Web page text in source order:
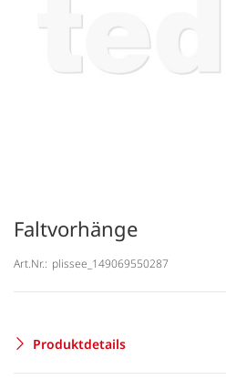
Faltvorhänge
Art.Nr.: plissee_149069550287
Produktdetails